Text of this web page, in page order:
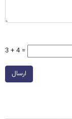
3 + 4 =
ارسال